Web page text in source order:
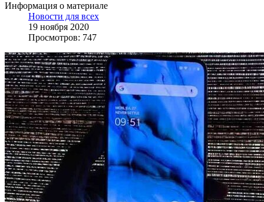
Информация о материале
Новости для всех
19 ноября 2020
Просмотров: 747